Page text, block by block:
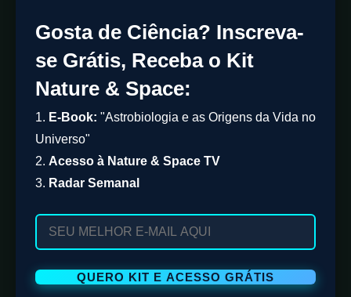
Gosta de Ciência? Inscreva-
se Grátis, Receba o Kit
Nature & Space:
1. E-Book: "Astrobiologia e as Origens da Vida no
Universo"
2. Acesso à Nature & Space TV
3. Radar Semanal